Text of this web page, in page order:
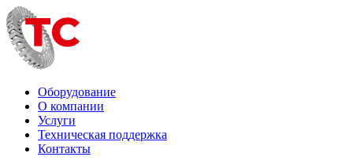
Оборудование
О компании
Услуги
Техническая поддержка
Контакты